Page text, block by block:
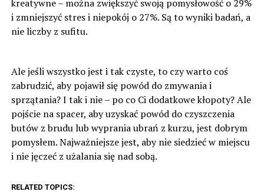
kreatywne – można zwiększyć swoją pomysłowość o 29%
i zmniejszyć stres i niepokój o 27%. Są to wyniki badań, a
nie liczby z sufitu.
Ale jeśli wszystko jest i tak czyste, to czy warto coś
zabrudzić, aby pojawił się powód do zmywania i
sprzątania? I tak i nie – po co Ci dodatkowe kłopoty? Ale
pojście na spacer, aby uzyskać powód do czyszczenia
butów z brudu lub wyprania ubrań z kurzu, jest dobrym
pomysłem. Najważniejsze jest, aby nie siedzieć w miejscu
i nie jęczeć z użalania się nad sobą.
RELATED TOPICS: